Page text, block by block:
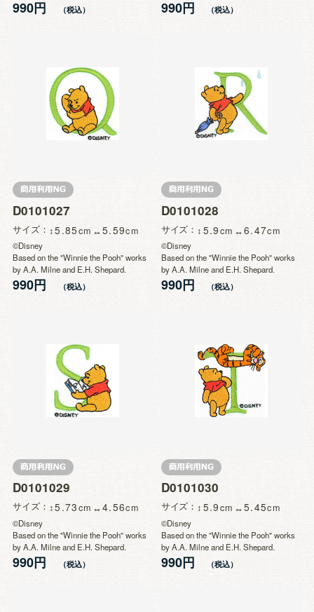
990円 990円
D0101027
サイズ 5.85 5.59
©Disney
Based on the "Winnie the Pooh" works
by A.A. Milne and E.H. Shepard.
990円
D0101028
サイズ 5.9 6.47
©Disney
Based on the "Winnie the Pooh" works
by A.A. Milne and E.H. Shepard.
990円
D0101029
サイズ 5.73 4.56
©Disney
Based on the "Winnie the Pooh" works
by A.A. Milne and E.H. Shepard.
990円
D0101030
サイズ 5.9 5.45
©Disney
Based on the "Winnie the Pooh" works
by A.A. Milne and E.H. Shepard.
990円